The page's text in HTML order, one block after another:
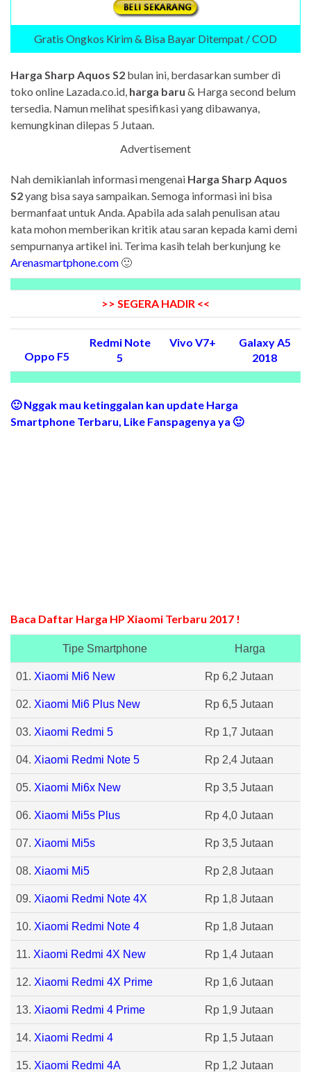
Gratis Ongkos Kirim & Bisa Bayar Ditempat / COD
Harga Sharp Aquos S2 bulan ini, berdasarkan sumber di
toko online Lazada.co.id, harga baru & Harga second belum
tersedia. Namun melihat spesifikasi yang dibawanya,
kemungkinan dilepas 5 Jutaan.
Advertisement
Nah demikianlah informasi mengenai Harga Sharp Aquos
S2yang bisa saya sampaikan. Semoga informasi ini bisa
bermanfaat untuk Anda. Apabila ada salah penulisan atau
kata mohon memberikan kritik atau saran kepada kami demi
sempurnanya artikel ini. Terima kasih telah berkunjung ke
Arenasmartphone.com 🙂
>> SEGERA HADIR <<
Oppo F5
Redmi Note
5
Vivo V7+
Galaxy A5
2018
🙂 Nggak mau ketinggalan kan update Harga
Smartphone Terbaru, Like Fanspagenya ya 🙂
Baca Daftar Harga HP Xiaomi Terbaru 2017 !
Tipe Smartphone Harga
01. Xiaomi Mi6 New Rp 6,2 Jutaan
02. Xiaomi Mi6 Plus New Rp 6,5 Jutaan
03. Xiaomi Redmi 5 Rp 1,7 Jutaan
04. Xiaomi Redmi Note 5 Rp 2,4 Jutaan
05. Xiaomi Mi6x New Rp 3,5 Jutaan
06. Xiaomi Mi5s Plus Rp 4,0 Jutaan
07. Xiaomi Mi5s Rp 3,5 Jutaan
08. Xiaomi Mi5 Rp 2,8 Jutaan
09. Xiaomi Redmi Note 4X Rp 1,8 Jutaan
10. Xiaomi Redmi Note 4 Rp 1,8 Jutaan
11. Xiaomi Redmi 4X New Rp 1,4 Jutaan
12. Xiaomi Redmi 4X Prime Rp 1,6 Jutaan
13. Xiaomi Redmi 4 Prime Rp 1,9 Jutaan
14. Xiaomi Redmi 4 Rp 1,5 Jutaan
15. Xiaomi Redmi 4A Rp 1,2 Jutaan